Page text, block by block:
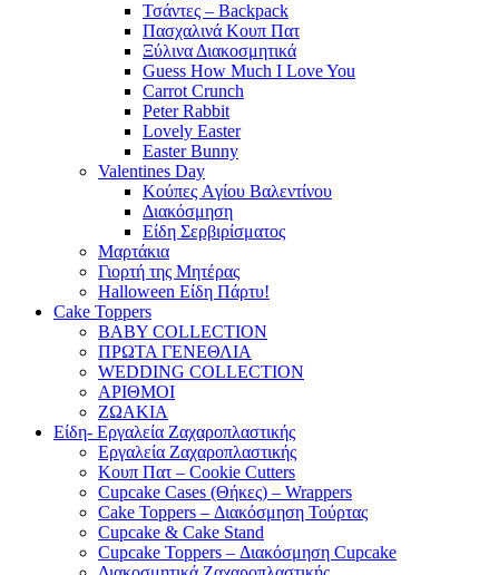
Τσάντες – Backpack
Πασχαλινά Κουπ Πατ
Ξύλινα Διακοσμητικά
Guess How Much I Love You
Carrot Crunch
Peter Rabbit
Lovely Easter
Easter Bunny
Valentines Day
Κούπες Aγίου Βαλεντίνου
Διακόσμηση
Είδη Σερβιρίσματος
Μαρτάκια
Γιορτή της Μητέρας
Halloween Είδη Πάρτυ!
Cake Toppers
BABY COLLECTION
ΠΡΩΤΑ ΓΕΝΕΘΛΙΑ
WEDDING COLLECTION
ΑΡΙΘΜΟΙ
ΖΩΑΚΙΑ
Είδη- Εργαλεία Ζαχαροπλαστικής
Εργαλεία Ζαχαροπλαστικής
Κουπ Πατ – Cookie Cutters
Cupcake Cases (Θήκες) – Wrappers
Cake Toppers – Διακόσμηση Τούρτας
Cupcake & Cake Stand
Cupcake Toppers – Διακόσμηση Cupcake